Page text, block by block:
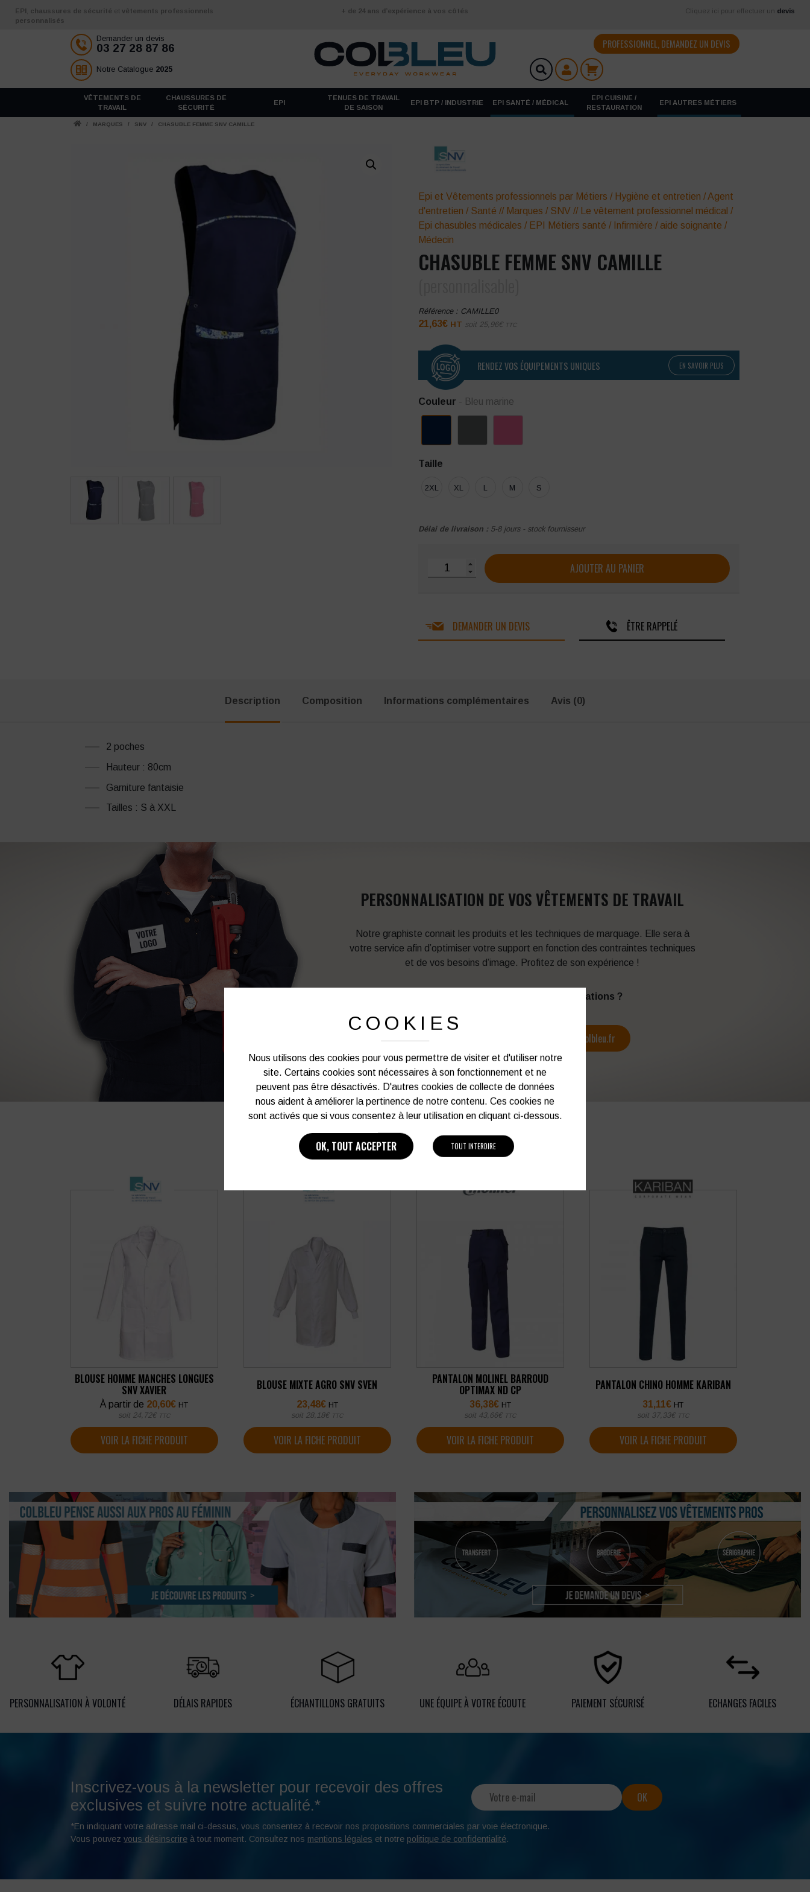
Aller au contenu
EPI chaussures de sécurité et vêtements professionnels
personnalisés
+ de 24 ans d’expérience à vos côtés Cliquez ici pour effectuer un devis
Demander un devis
03 27 28 87 86
Notre Catalogue 2025
PROFESSIONNEL, DEMANDEZ UN DEVIS
VÊTEMENTS DE
TRAVAIL
CHAUSSURES DE
SÉCURITÉ
EPI
TENUES DE TRAVAIL
DE SAISON
EPI BTP / INDUSTRIE EPI SANTÉ / MÉDICAL
EPI CUISINE /
RESTAURATION
EPI AUTRES MÉTIERS
/ MARQUES / SNV / CHASUBLE FEMME SNV CAMILLE
Epi et Vêtements professionnels par Métiers / Hygiène et entretien /Agent
d'entretien / Santé // Marques / SNV // Le vêtement professionnel médical /
Epi chasubles médicales / EPI Métiers santé / Infirmière / aide soignante /
Médecin
CHASUBLE FEMME SNV CAMILLE
Référence : CAMILLE0
21,63€ HT soit 25,96€ TTC
RENDEZ VOS ÉQUIPEMENTS UNIQUES EN SAVOIR PLUS
Couleur - Bleu marine
Taille
2XL XL L M S
Délai de livraison : 5-8 jours - stock fournisseur
quantité de Chasuble femme SNV CamilleAJOUTER AU PANIER
DEMANDER UN DEVIS ÊTRE RAPPELÉ
Description Composition Informations complémentaires Avis (0)
2 poches
Hauteur : 80cm
Garniture fantaisie
Tailles : S à XXL
PERSONNALISATION DE VOS VÊTEMENTS DE TRAVAIL
Notre graphiste connait les produits et les techniques de marquage. Elle sera à
votre service afin d’optimiser votre support en fonction des contraintes techniques
et de vos besoins d’image. Profitez de son expérience !
Vous souhaitez avoir plus d’informations ?
contact@colbleu.fr
PRODUITS SIMILAIRES
BLOUSE HOMME MANCHES LONGUES
SNV XAVIER
À partir de 20,60€ HT
soit 24,72€ TTC
VOIR LA FICHE PRODUIT
BLOUSE MIXTE AGRO SNV SVEN
23,48€ HT
soit 28,18€ TTC
VOIR LA FICHE PRODUIT
PANTALON MOLINEL BARROUD
OPTIMAX ND CP
36,38€ HT
soit 43,66€ TTC
VOIR LA FICHE PRODUIT
PANTALON CHINO HOMME KARIBAN
31,11€ HT
soit 37,33€ TTC
VOIR LA FICHE PRODUIT
PERSONNALISATION À VOLONTÉ DÉLAIS RAPIDES ÉCHANTILLONS GRATUITS UNE ÉQUIPE À VOTRE ÉCOUTE PAIEMENT SÉCURISÉ ECHANGES FACILES
Inscrivez-vous à la newsletter pour recevoir des offres
exclusives et suivre notre actualité.*
*En indiquant votre adresse mail ci-dessus, vous consentez à recevoir nos propositions commerciales par voie électronique.
Vous pouvez vous désinscrire à tout moment. Consultez nos mentions légales et notre politique de confidentialité.
COOKIES
Nous utilisons des cookies pour vous permettre de visiter et d'utiliser notre
site. Certains cookies sont nécessaires à son fonctionnement et ne
peuvent pas être désactivés. D'autres cookies de collecte de données
nous aident à améliorer la pertinence de notre contenu. Ces cookies ne
sont activés que si vous consentez à leur utilisation en cliquant ci-dessous.
OK, TOUT ACCEPTER TOUT INTERDIRE